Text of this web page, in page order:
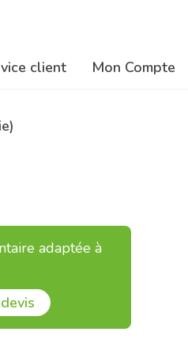
client Mon Compte
adaptée à